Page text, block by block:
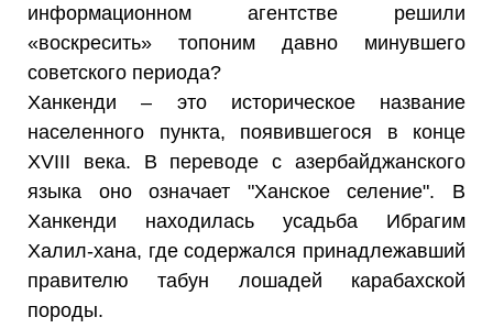
информационном агентстве решили
«воскресить» топоним давно минувшего
советского периода?
Ханкенди – это историческое название
населенного пункта, появившегося в конце
XVIII века. В переводе с азербайджанского
языка оно означает "Ханское селение". В
Ханкенди находилась усадьба Ибрагим
Халил-хана, где содержался принадлежавший
правителю табун лошадей карабахской
породы.